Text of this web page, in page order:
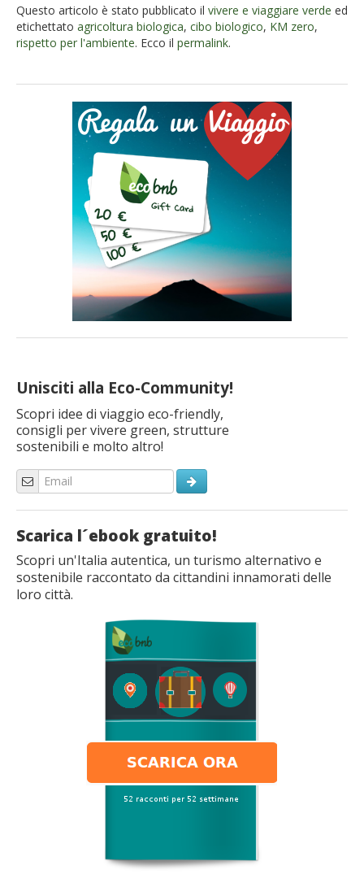
Questo articolo è stato pubblicato il vivere e viaggiare verde ed
etichettato agricoltura biologica, cibo biologico, KM zero,
rispetto per l'ambiente. Ecco il permalink.
Unisciti alla Eco-Community!
Scopri idee di viaggio eco-friendly,
consigli per vivere green, strutture
sostenibili e molto altro!
Scarica l´ebook gratuito!
Scopri un'Italia autentica, un turismo alternativo e
sostenibile raccontato da cittandini innamorati delle
loro città.